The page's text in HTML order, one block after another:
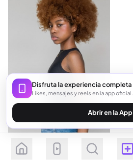
Seguir
Disfruta la experiencia completa
Likes, mensajes y reels en la app oficial.
Abrir en la App